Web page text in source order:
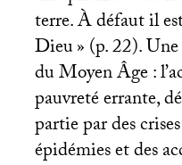
terre. À défaut il
Dieu» (p. 22).
du Moyen Âge :
pauvreté errante,
partie par des
épidémies et des